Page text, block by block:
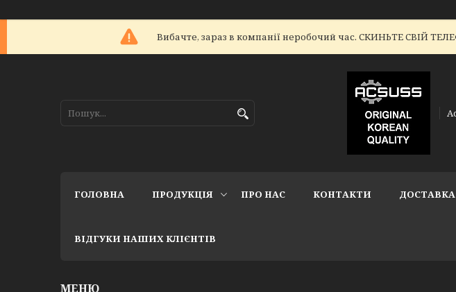
Вибачте, зараз в компанії неробочий час. СКИНЬТЕ СВІЙ
ГОЛОВНА ПРОДУКЦІЯ ПРО НАС КОНТАКТИ
ВІДГУКИ НАШИХ КЛІЄНТІВ